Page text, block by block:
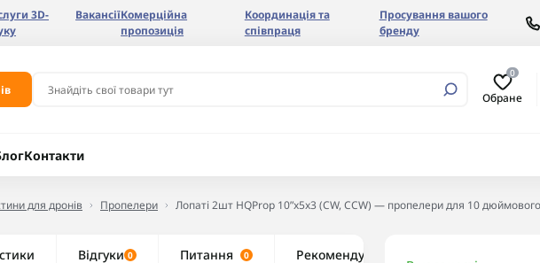
3D-
ВакансіїКомерційна
пропозиція
Координація та
співпраця
Просування вашого
бренду
0
Обране
Контакти
для дронів Пропелери Лопаті 2шт HQProp 10”x5x3 (CW, CCW) — пропелери для 10
Відгуки 0 Питання 0 Рекомендуємо